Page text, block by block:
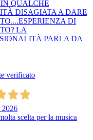
IN QUALCHE
DISAGIATA A DARE
DI
LA
PARLA DA
verificato
2026
scelta per la musica